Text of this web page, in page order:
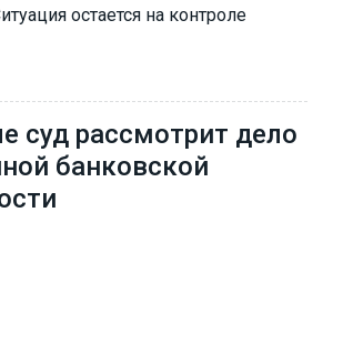
остается на контроле
суд рассмотрит дело
банковской